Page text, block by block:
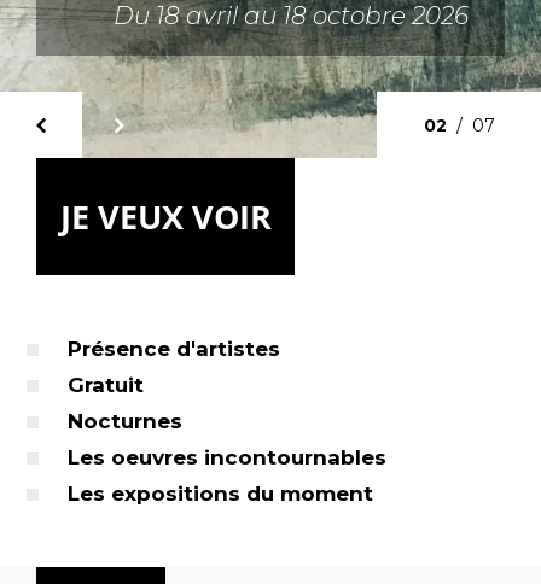
Du 18 avril au 18 octobre 2026
02 / 07
JE VEUX VOIR
Présence d'artistes
Gratuit
Nocturnes
Les oeuvres incontournables
Les expositions du moment